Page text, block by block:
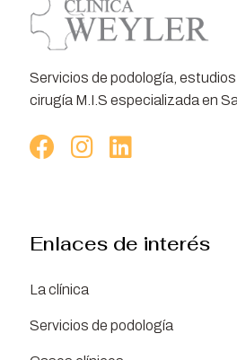
Servicios de podología,
cirugía M.I.S especializada en
Enlaces de interés
La clínica
Servicios de podología